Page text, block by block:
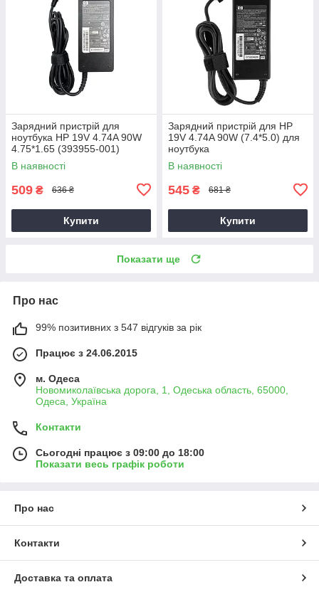
Зарядний пристрій для
ноутбука HP 19V 4.74A 90W
4.75*1.65 (393955-001)
В наявності
509 ₴ 636 ₴
Купити
Зарядний пристрій для HP
19V 4.74A 90W (7.4*5.0) для
ноутбука
В наявності
545 ₴ 681 ₴
Купити
Показати ще
Про нас
99% позитивних з 547 відгуків за рік
Працює з 24.06.2015
м. Одеса
Новомиколаївська дорога, 1, Одеська область, 65000,
Одеса, Україна
Контакти
Сьогодні працює з 09:00 до 18:00
Показати весь графік роботи
Про нас
Контакти
Доставка та оплата